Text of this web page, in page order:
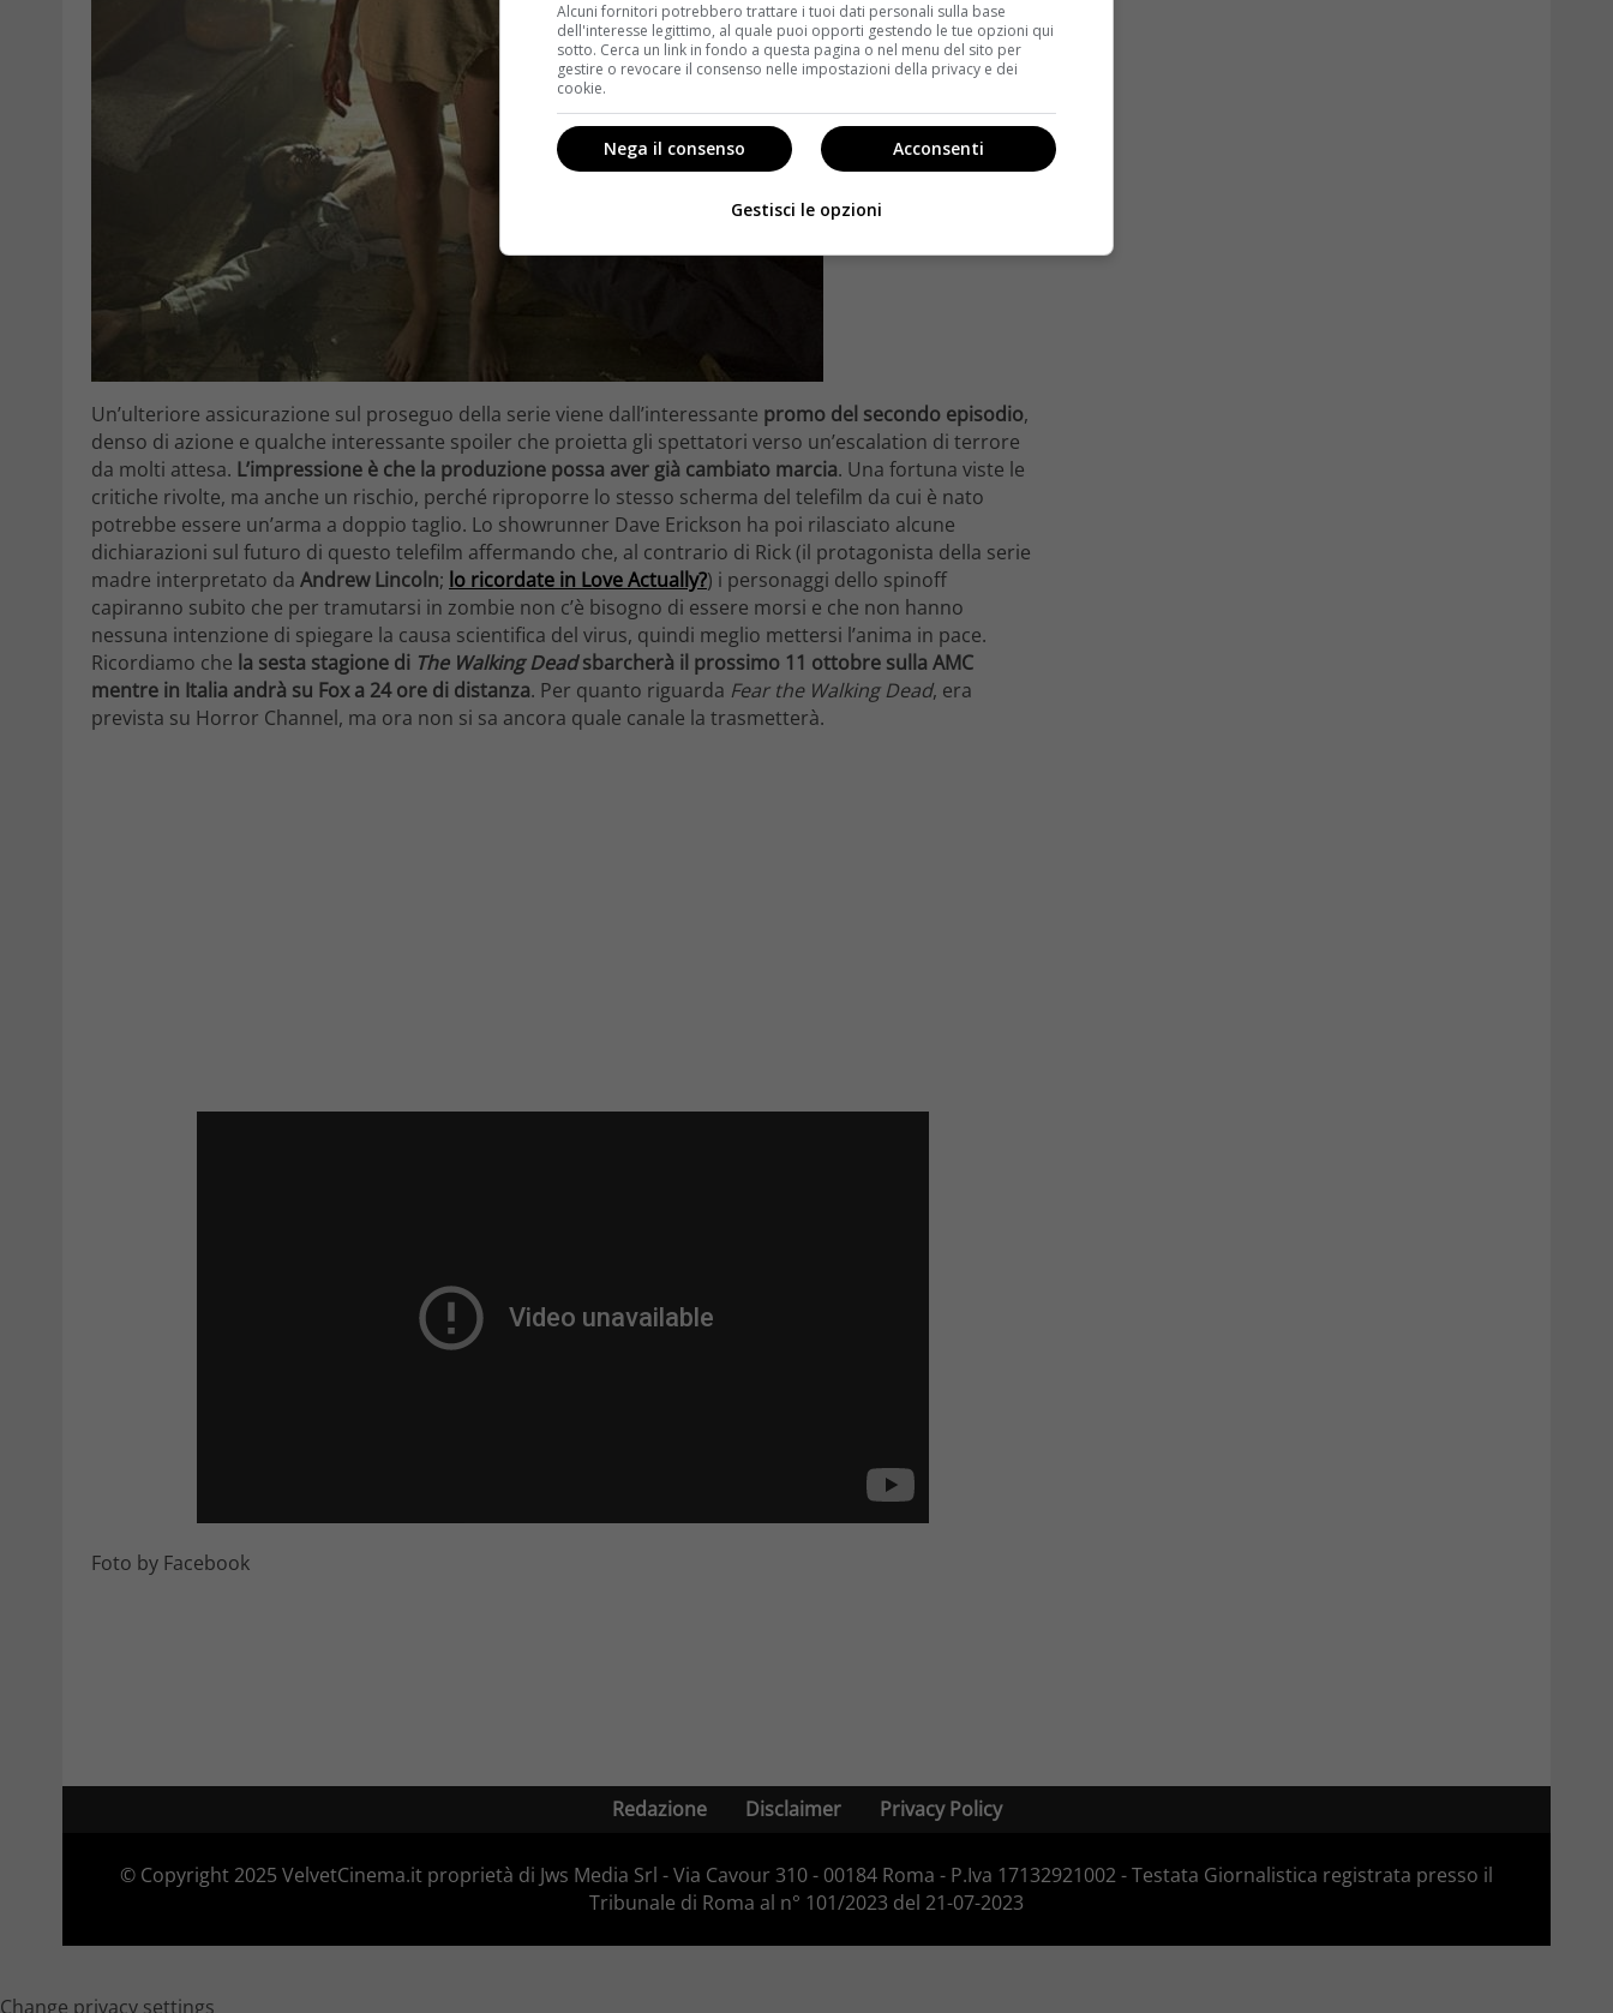
Un’ulteriore assicurazione sul proseguo della serie viene dall’interessante promo del secondo episodio,
denso di azione e qualche interessante spoiler che proietta gli spettatori verso un’escalation di terrore
da molti attesa. L’impressione è che la produzione possa aver già cambiato marcia. Una fortuna viste le
critiche rivolte, ma anche un rischio, perché riproporre lo stesso scherma del telefilm da cui è nato
potrebbe essere un’arma a doppio taglio. Lo showrunner Dave Erickson ha poi rilasciato alcune
dichiarazioni sul futuro di questo telefilm affermando che, al contrario di Rick (il protagonista della serie
madre interpretato da Andrew Lincoln; lo ricordate in Love Actually?) i personaggi dello spinoff
capiranno subito che per tramutarsi in zombie non c’è bisogno di essere morsi e che non hanno
nessuna intenzione di spiegare la causa scientifica del virus, quindi meglio mettersi l’anima in pace.
Ricordiamo che la sesta stagione di The Walking Deadsbarcherà il prossimo 11 ottobre sulla AMC
mentre in Italia andrà su Fox a 24 ore di distanza. Per quanto riguarda Fear the Walking Dead, era
prevista su Horror Channel, ma ora non si sa ancora quale canale la trasmetterà.
Foto by Facebook
Redazione Disclaimer Privacy Policy
© Copyright 2025 VelvetCinema.it proprietà di Jws Media Srl - Via Cavour 310 - 00184 Roma - P.Iva 17132921002 - Testata Giornalistica registrata presso il
Tribunale di Roma al n° 101/2023 del 21-07-2023
Change privacy settings
Alcuni fornitori potrebbero trattare i tuoi dati personali sulla base
dell'interesse legittimo, al quale puoi opporti gestendo le tue opzioni qui
sotto. Cerca un link in fondo a questa pagina o nel menu del sito per
gestire o revocare il consenso nelle impostazioni della privacy e dei
cookie.
Acconsenti
Nega il consenso
Gestisci le opzioni